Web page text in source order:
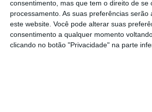
consentimento, mas que tem o direito de se
processamento. As suas preferências serão
este website. Você pode alterar suas
consentimento a qualquer momento
clicando no botão "Privacidade" na parte